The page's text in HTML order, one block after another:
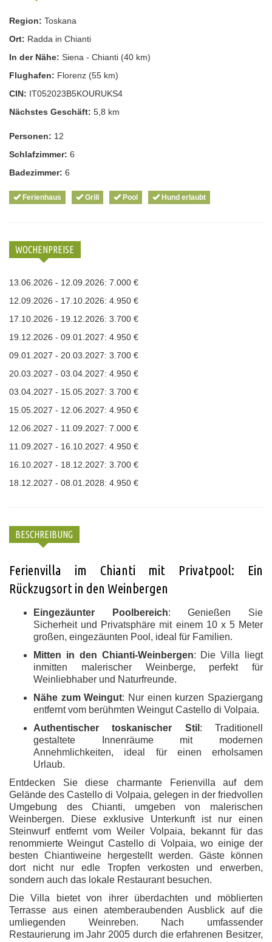
Region: Toskana
Ort: Radda in Chianti
In der Nähe: Siena - Chianti (40 km)
Flughafen: Florenz (55 km)
CIN: IT052023B5KOURUKS4
Nächstes Geschäft: 5,8 km
Personen: 12
Schlafzimmer: 6
Badezimmer: 6
Ferienhaus Grill Pool Hund erlaubt
WOCHENPREISE
13.06.2026 - 12.09.2026: 7.000 €
12.09.2026 - 17.10.2026: 4.950 €
17.10.2026 - 19.12.2026: 3.700 €
19.12.2026 - 09.01.2027: 4.950 €
09.01.2027 - 20.03.2027: 3.700 €
20.03.2027 - 03.04.2027: 4.950 €
03.04.2027 - 15.05.2027: 3.700 €
15.05.2027 - 12.06.2027: 4.950 €
12.06.2027 - 11.09.2027: 7.000 €
11.09.2027 - 16.10.2027: 4.950 €
16.10.2027 - 18.12.2027: 3.700 €
18.12.2027 - 08.01.2028: 4.950 €
BESCHREIBUNG
Ferienvilla im Chianti mit Privatpool: Ein
Rückzugsort in den Weinbergen
Eingezäunter Poolbereich: Genießen Sie
Sicherheit und Privatsphäre mit einem 10 x 5 Meter
großen, eingezäunten Pool, ideal für Familien.
Mitten in den Chianti-Weinbergen: Die Villa liegt
inmitten malerischer Weinberge, perfekt für
Weinliebhaber und Naturfreunde.
Nähe zum Weingut: Nur einen kurzen Spaziergang
entfernt vom berühmten Weingut Castello di Volpaia.
Authentischer toskanischer Stil : Traditionell
gestaltete Innenräume mit modernen
Annehmlichkeiten, ideal für einen erholsamen
Urlaub.
Entdecken Sie diese charmante Ferienvilla auf dem
Gelände des Castello di Volpaia, gelegen in der friedvollen
Umgebung des Chianti, umgeben von malerischen
Weinbergen. Diese exklusive Unterkunft ist nur einen
Steinwurf entfernt vom Weiler Volpaia, bekannt für das
renommierte Weingut Castello di Volpaia, wo einige der
besten Chiantiweine hergestellt werden. Gäste können
dort nicht nur edle Tropfen verkosten und erwerben,
sondern auch das lokale Restaurant besuchen.
Die Villa bietet von ihrer überdachten und möblierten
Terrasse aus einen atemberaubenden Ausblick auf die
umliegenden Weinreben. Nach umfassender
Restaurierung im Jahr 2005 durch die erfahrenen Besitzer,